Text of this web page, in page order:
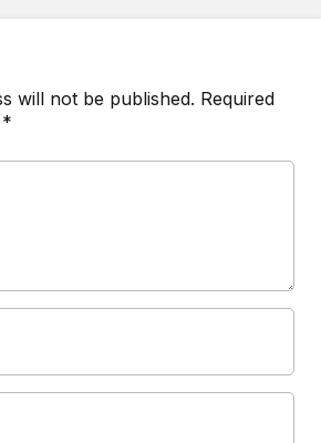
will not be published. Required
*